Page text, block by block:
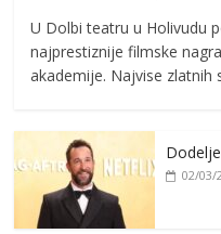
U Dolbi teatru u Holivudu
najprestiznije filmske
akademije. Najvise zlatnih
02/03/